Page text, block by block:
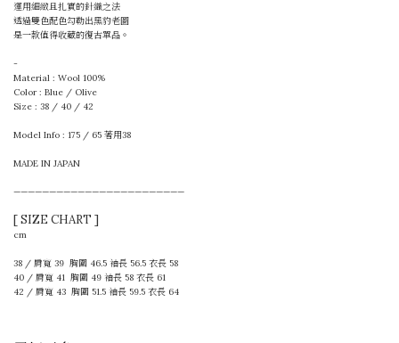
運用細緻且扎實的針織之法
透過雙色配色勾勒出黑豹老圖
是一款值得收藏的復古單品。
-
Material : Wool 100%
Color : Blue / Olive
Size : 38 / 40 / 42
Model Info : 175 / 65 著用38
MADE IN JAPAN
————————————————————————
[ SIZE CHART ]
cm
38 / 肩寬 39 胸圍 46.5 袖長 56.5 衣長 58
40 / 肩寬 41 胸圍 49 袖長 58 衣長 61
42 / 肩寬 43 胸圍 51.5 袖長 59.5 衣長 64